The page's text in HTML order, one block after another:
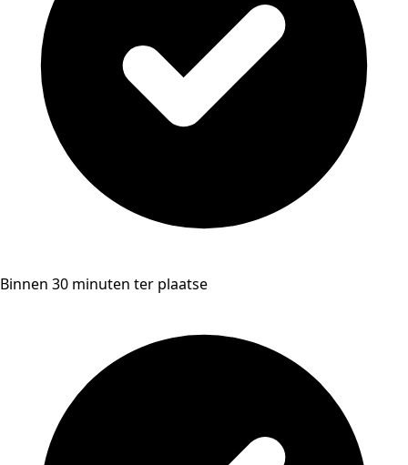
Binnen 30 minuten ter plaatse